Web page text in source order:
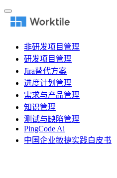
非研发项目管理
研发项目管理
Jira替代方案
进度计划管理
需求与产品管理
知识管理
测试与缺陷管理
PingCode Ai
中国企业敏捷实践白皮书